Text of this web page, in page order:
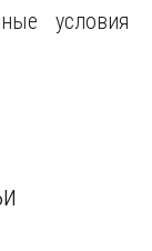
условия